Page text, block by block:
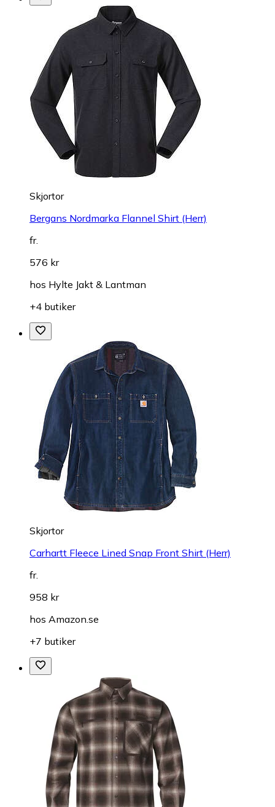
Skjortor
Bergans Nordmarka Flannel Shirt (Herr)
fr.
576 kr
hos Hylte Jakt & Lantman
+4 butiker
Skjortor
Carhartt Fleece Lined Snap Front Shirt (Herr)
fr.
958 kr
hos Amazon.se
+7 butiker